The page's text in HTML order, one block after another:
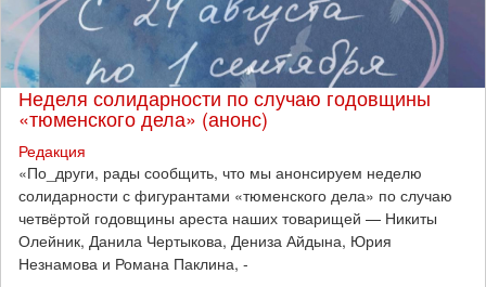
Неделя солидарности по случаю годовщины
«тюменского дела» (анонс)
Редакция
​«По_други, рады сообщить, что мы анонсируем неделю
солидарности с фигурантами «тюменского дела» по случаю
четвёртой годовщины ареста наших товарищей — Никиты
Олейник, Данила Чертыкова, Дениза Айдына, Юрия
Незнамова и Романа Паклина, -